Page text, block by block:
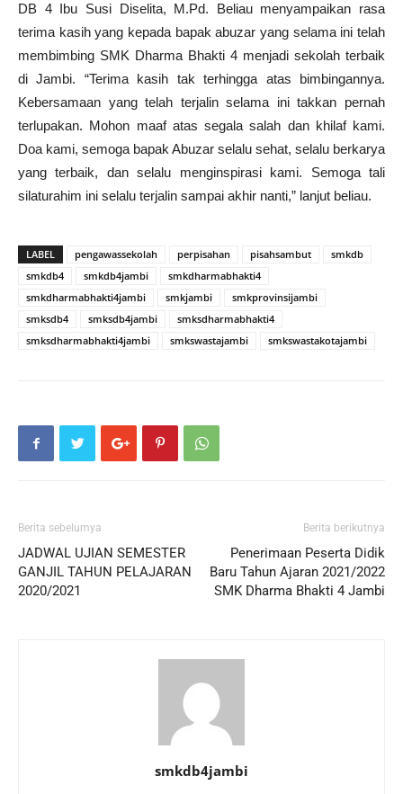
DB 4 Ibu Susi Diselita, M.Pd. Beliau menyampaikan rasa
terima kasih yang kepada bapak abuzar yang selama ini telah
membimbing SMK Dharma Bhakti 4 menjadi sekolah terbaik
di Jambi. “Terima kasih tak terhingga atas bimbingannya.
Kebersamaan yang telah terjalin selama ini takkan pernah
terlupakan. Mohon maaf atas segala salah dan khilaf kami.
Doa kami, semoga bapak Abuzar selalu sehat, selalu berkarya
yang terbaik, dan selalu menginspirasi kami. Semoga tali
silaturahim ini selalu terjalin sampai akhir nanti,” lanjut beliau.
LABEL pengawassekolah perpisahan pisahsambut
smkdb
smkdb4
smkdb4jambi
smkdharmabhakti4
smkdharmabhakti4jambi
smkjambi
smkprovinsijambi
smksdb4
smksdb4jambi
smksdharmabhakti4
smksdharmabhakti4jambi
smkswastajambi smkswastakotajambi
Berita sebelumya
JADWAL UJIAN SEMESTER
GANJIL TAHUN PELAJARAN
2020/2021
Berita berikutnya
Penerimaan Peserta Didik
Baru Tahun Ajaran 2021/2022
SMK Dharma Bhakti 4 Jambi
smkdb4jambi